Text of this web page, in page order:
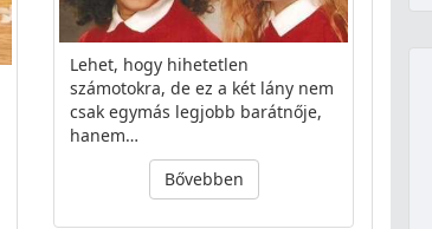
Lehet, hogy hihetetlen
számotokra, de ez a két lány nem
csak egymás legjobb barátnője,
hanem…
Bővebben